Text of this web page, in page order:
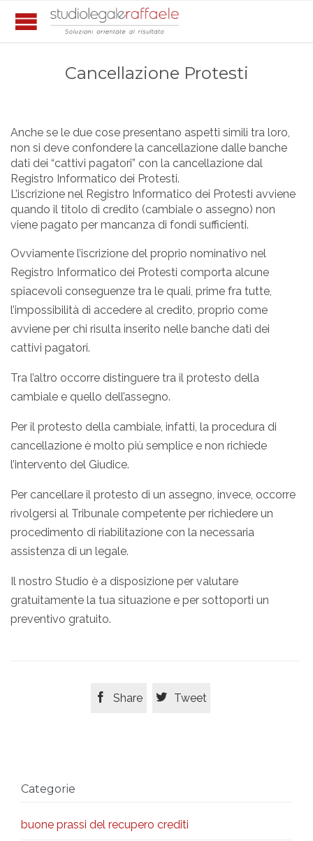
Cancellazione Protesti
Anche se le due cose presentano aspetti simili tra loro,
non si deve confondere la cancellazione dalle banche
dati dei “cattivi pagatori” con la cancellazione dal
Registro Informatico dei Protesti.
L’iscrizione nel Registro Informatico dei Protesti avviene
quando il titolo di credito (cambiale o assegno) non
viene pagato per mancanza di fondi sufficienti.
Ovviamente l’iscrizione del proprio nominativo nel
Registro Informatico dei Protesti comporta alcune
spiacevoli conseguenze tra le quali, prime fra tutte,
l’impossibilità di accedere al credito, proprio come
avviene per chi risulta inserito nelle banche dati dei
cattivi pagatori.
Tra l’altro occorre distinguere tra il protesto della
cambiale e quello dell’assegno.
Per il protesto della cambiale, infatti, la procedura di
cancellazione è molto più semplice e non richiede
l’intervento del Giudice.
Per cancellare il protesto di un assegno, invece, occorre
rivolgersi al Tribunale competente per richiedere un
procedimento di riabilitazione con la necessaria
assistenza di un legale.
Il nostro Studio è a disposizione per valutare
gratuitamente la tua situazione e per sottoporti un
preventivo gratuito.
 Share  Tweet
Categorie
buone prassi del recupero crediti